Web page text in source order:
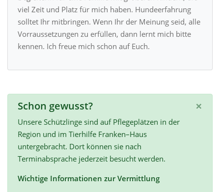
viel Zeit und Platz für mich haben. Hundeerfahrung
solltet Ihr mitbringen. Wenn Ihr der Meinung seid, alle
Vorraussetzungen zu erfüllen, dann lernt mich bitte
kennen. Ich freue mich schon auf Euch.
×
Schon gewusst?
Unsere Schützlinge sind auf Pflegeplätzen in der
Region und im Tierhilfe Franken–Haus
untergebracht. Dort können sie nach
Terminabsprache jederzeit besucht werden.
Wichtige Informationen zur Vermittlung